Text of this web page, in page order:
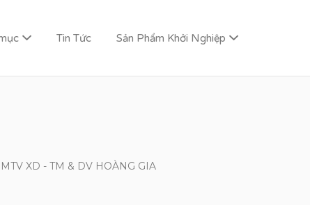
Tin Tức Sản Phẩm Khởi Nghiệp
XD - TM & DV HOÀNG GIA